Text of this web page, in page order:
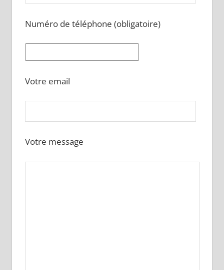
Numéro de téléphone (obligatoire)
Votre email
Votre message